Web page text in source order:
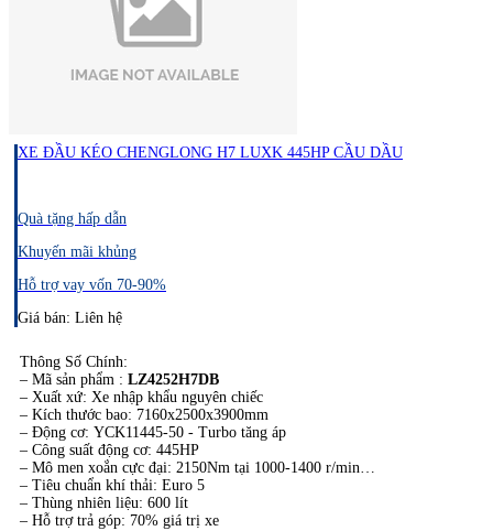
XE ĐẦU KÉO CHENGLONG H7 LUXK 445HP CẦU DẦU
Quà tặng hấp dẫn
Khuyến mãi khủng
Hỗ trợ vay vốn 70-90%
Giá bán: Liên hệ
Thông Số Chính:​
– Mã sản phẩm : LZ4252H7DB
– Xuất xứ: Xe nhập khẩu nguyên chiếc
– Kích thước bao: 7160x2500x3900mm
– Động cơ: YCK11445-50 - Turbo tăng áp
– Công suất động cơ: 445HP
– Mô men xoắn cực đại: 2150Nm tại 1000-1400 r/min
– Tiêu chuẩn khí thải: Euro 5
– Thùng nhiên liệu: 600 lít
– Hỗ trợ trả góp: 70% giá trị xe